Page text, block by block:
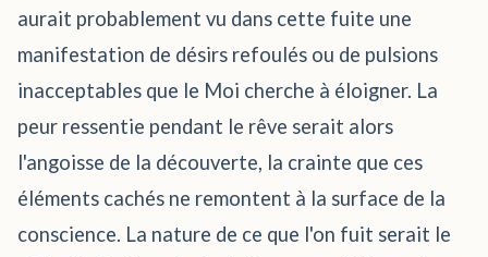
aurait probablement vu dans cette fuite une
manifestation de désirs refoulés ou de pulsions
inacceptables que le Moi cherche à éloigner. La
peur ressentie pendant le rêve serait alors
l'angoisse de la découverte, la crainte que ces
éléments cachés ne remontent à la surface de la
conscience. La nature de ce que l'on fuit serait le